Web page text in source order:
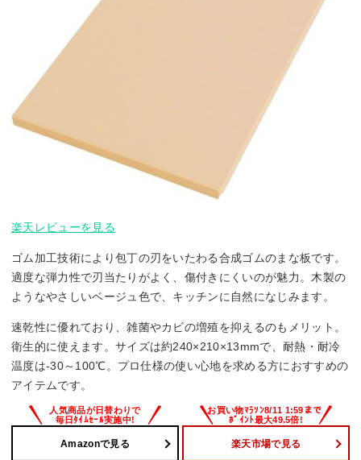
楽天レビューを見る
ゴム加工技術により包丁の刃をいたわる合成ゴムのまな板です。
適度な弾力性で刃当たりがよく、傷付きにくいのが魅力。木製の
ようなやさしいベージュ色で、キッチンに自然になじみます。
速乾性に優れており、雑菌やカビの増殖を抑えるのもメリット。
衛生的に使えます。サイズは約240×210×13mmで、耐熱・耐冷
温度は-30～100℃。プロ仕様の使い心地を求める方におすすめの
アイテムです。
Amazonで見る 楽天市場で見る